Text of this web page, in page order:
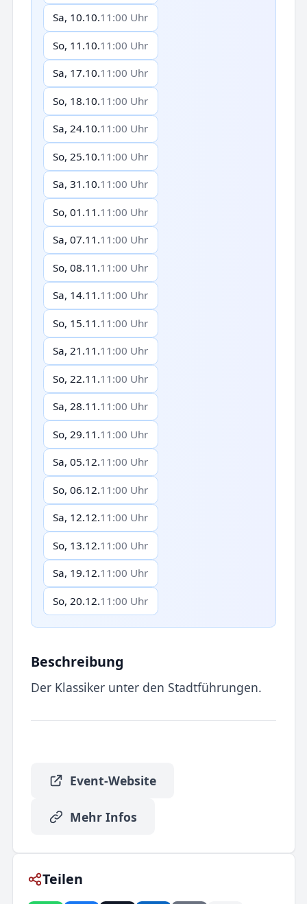
Sa, 10.10.11:00 Uhr
So, 11.10.11:00 Uhr
Sa, 17.10.11:00 Uhr
So, 18.10.11:00 Uhr
Sa, 24.10.11:00 Uhr
So, 25.10.11:00 Uhr
Sa, 31.10.11:00 Uhr
So, 01.11.11:00 Uhr
Sa, 07.11.11:00 Uhr
So, 08.11.11:00 Uhr
Sa, 14.11.11:00 Uhr
So, 15.11.11:00 Uhr
Sa, 21.11.11:00 Uhr
So, 22.11.11:00 Uhr
Sa, 28.11.11:00 Uhr
So, 29.11.11:00 Uhr
Sa, 05.12.11:00 Uhr
So, 06.12.11:00 Uhr
Sa, 12.12.11:00 Uhr
So, 13.12.11:00 Uhr
Sa, 19.12.11:00 Uhr
So, 20.12.11:00 Uhr
Beschreibung
Der Klassiker unter den Stadtführungen.
Event-Website
Mehr Infos
Teilen